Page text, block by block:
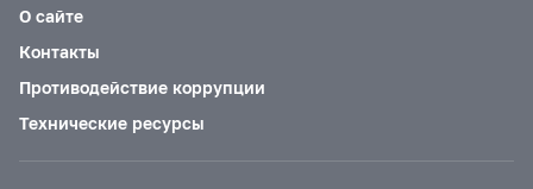
О сайте
Контакты
Противодействие коррупции
Технические ресурсы